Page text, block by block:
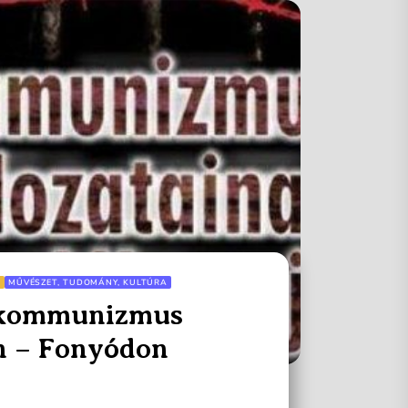
MŰVÉSZET, TUDOMÁNY, KULTÚRA
– Fonyódon